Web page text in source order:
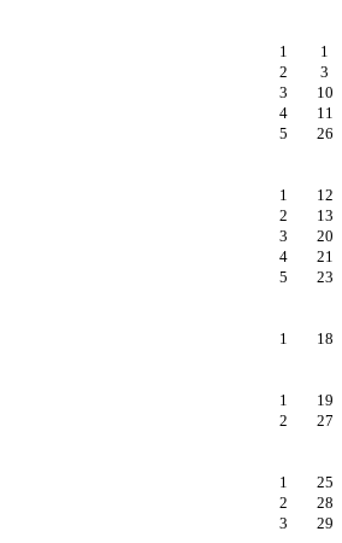
1
1
2
3
3
10
4
11
5
26
1
12
2
13
3
20
4
21
5
23
1
18
1
19
2
27
1
25
2
28
3
29